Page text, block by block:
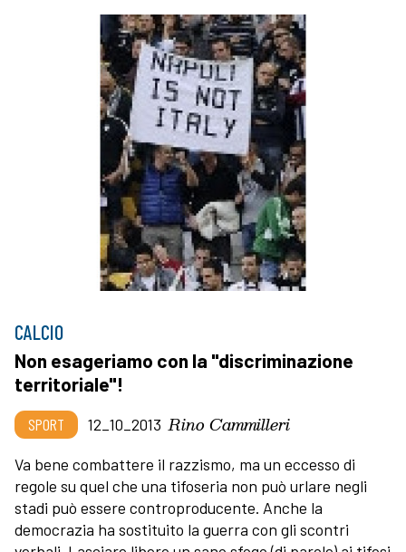
CALCIO
Non esageriamo con la "discriminazione
territoriale"!
SPORT 12_10_2013 Rino Cammilleri
Va bene combattere il razzismo, ma un eccesso di
regole su quel che una tifoseria non può urlare negli
stadi può essere controproducente. Anche la
democrazia ha sostituito la guerra con gli scontri